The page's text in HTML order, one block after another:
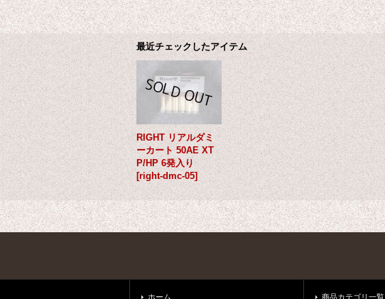
最近チェックしたアイテム
RIGHT リアルダミ
ーカート 50AE XT
P/HP 6発入り
[right-dmc-05]
ホーム 商品カテゴリ一覧